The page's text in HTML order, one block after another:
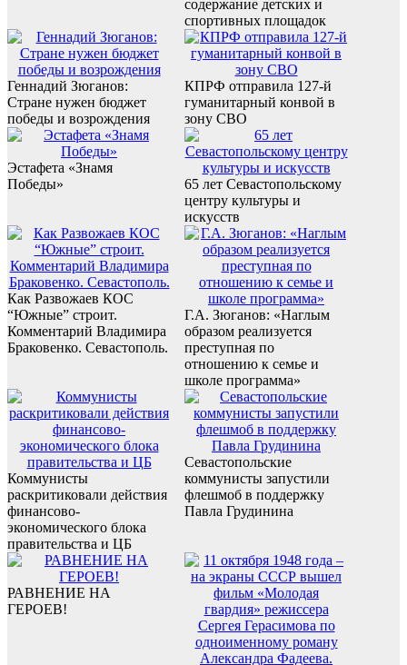
содержание детских и
спортивных площадок
Геннадий Зюганов:
Стране нужен бюджет
победы и возрождения
КПРФ отправила 127-й
гуманитарный конвой в
зону СВО
Эстафета «Знамя
Победы»
65 лет Севастопольскому
центру культуры и
искусств
Как Развожаев КОС
“Южные” строит.
Комментарий Владимира
Браковенко. Севастополь.
Г.А. Зюганов: «Наглым
образом реализуется
преступная по
отношению к семье и
школе программа»
Коммунисты
раскритиковали действия
финансово-
экономического блока
правительства и ЦБ
Севастопольские
коммунисты запустили
флешмоб в поддержку
Павла Грудинина
РАВНЕНИЕ НА
ГЕРОЕВ!